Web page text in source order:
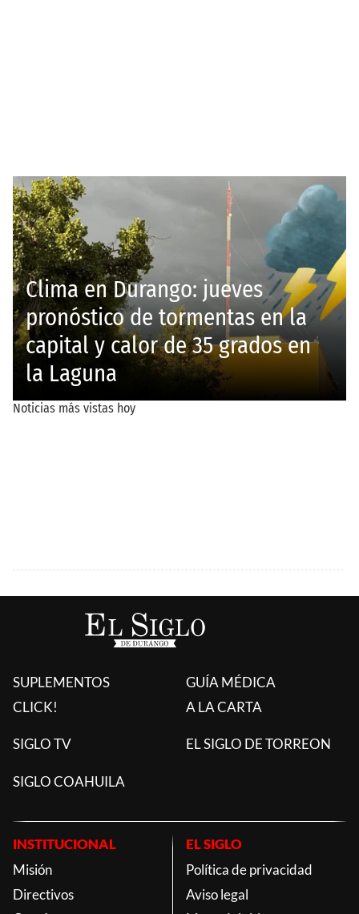
SUPLEMENTOS
CLICK!
GUÍA MÉDICA
A LA CARTA
SIGLO TV EL SIGLO DE TORREON
SIGLO COAHUILA
INSTITUCIONAL
Misión
Directivos
EL SIGLO
Política de privacidad
Aviso legal